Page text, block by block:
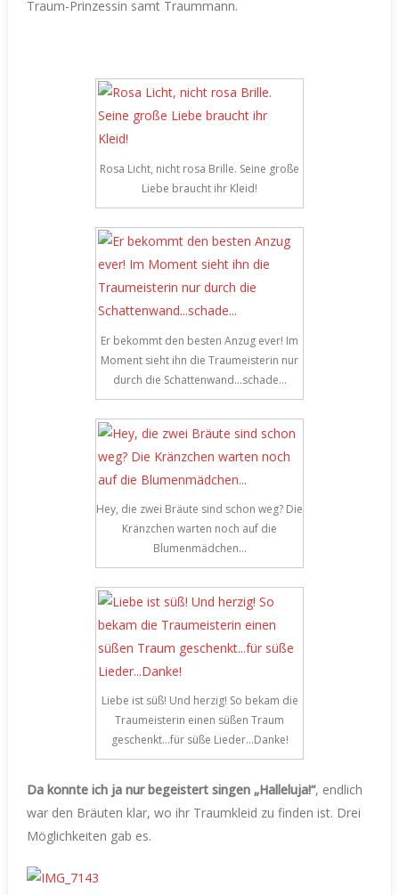
Traum-Prinzessin samt Traummann.
Rosa Licht, nicht rosa Brille. Seine große
Liebe braucht ihr Kleid!
Er bekommt den besten Anzug ever! Im
Moment sieht ihn die Traumeisterin nur
durch die Schattenwand…schade…
Hey, die zwei Bräute sind schon weg? Die
Kränzchen warten noch auf die
Blumenmädchen…
Liebe ist süß! Und herzig! So bekam die
Traumeisterin einen süßen Traum
geschenkt…für süße Lieder…Danke!
Da konnte ich ja nur begeistert singen „Halleluja!“, endlich
war den Bräuten klar, wo ihr Traumkleid zu finden ist. Drei
Möglichkeiten gab es.